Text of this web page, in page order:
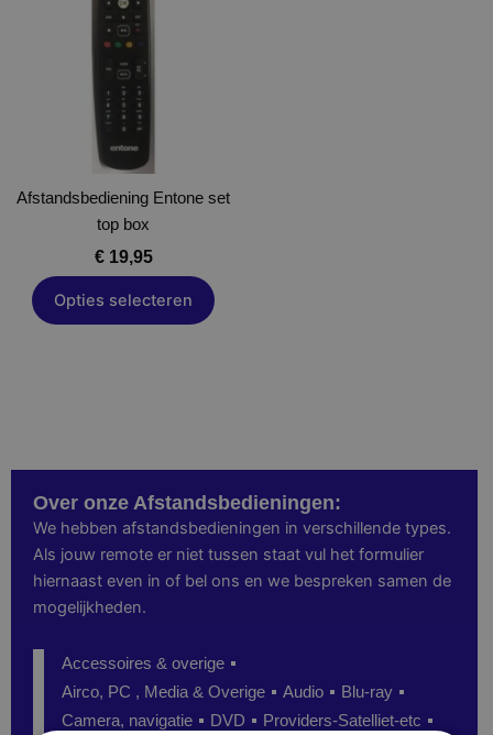
Afstandsbediening Entone set
top box
€19,95
Opties selecteren
heeft
meerdere
variaties.
Deze
optie
kan
gekozen
worden
op
de
productpagina
Over onze Afstandsbedieningen:
We hebben afstandsbedieningen in verschillende types.
Als jouw remote er niet tussen staat vul het formulier
hiernaast even in of bel ons en we bespreken samen de
mogelijkheden.
Accessoires & overige
Airco, PC , Media & Overige
Audio
Blu-ray
Camera, navigatie
DVD
Providers-Satelliet-etc